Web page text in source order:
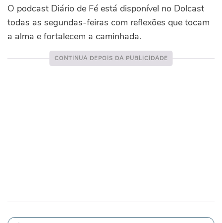
O podcast Diário de Fé está disponível no Dolcast
todas as segundas-feiras com reflexões que tocam
a alma e fortalecem a caminhada.